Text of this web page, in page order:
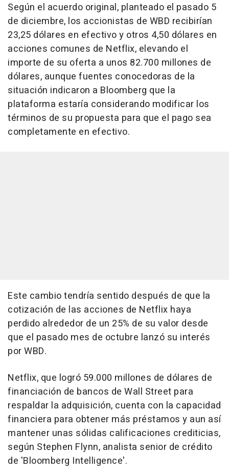
Según el acuerdo original, planteado el pasado 5
de diciembre, los accionistas de WBD recibirían
23,25 dólares en efectivo y otros 4,50 dólares en
acciones comunes de Netflix, elevando el
importe de su oferta a unos 82.700 millones de
dólares, aunque fuentes conocedoras de la
situación indicaron a Bloomberg que la
plataforma estaría considerando modificar los
términos de su propuesta para que el pago sea
completamente en efectivo.
Este cambio tendría sentido después de que la
cotización de las acciones de Netflix haya
perdido alrededor de un 25% de su valor desde
que el pasado mes de octubre lanzó su interés
por WBD.
Netflix, que logró 59.000 millones de dólares de
financiación de bancos de Wall Street para
respaldar la adquisición, cuenta con la capacidad
financiera para obtener más préstamos y aun así
mantener unas sólidas calificaciones crediticias,
según Stephen Flynn, analista senior de crédito
de 'Bloomberg Intelligence'.